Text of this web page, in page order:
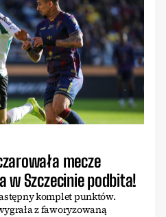
mecze
w Szczecinie podbita!
komplet punktów.
z faworyzowaną